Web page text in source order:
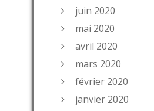
juin 2020
mai 2020
avril 2020
mars 2020
février 2020
janvier 2020